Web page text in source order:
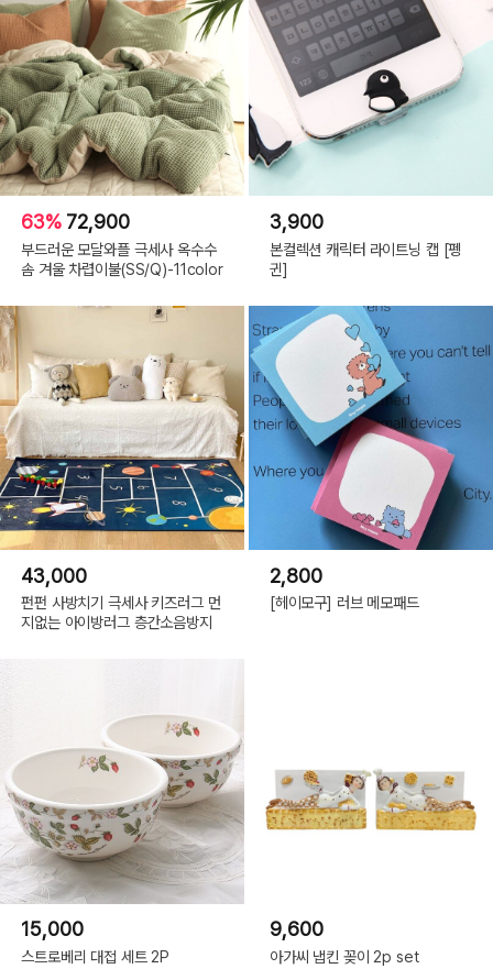
63% 72,900
부드러운 모달와플 극세사 옥수수
솜 겨울 차렵이불(SS/Q)-11color
3,900
본컬렉션 캐릭터 라이트닝 캡 [펭
귄]
43,000
펀펀 사방치기 극세사 키즈러그 먼
지없는 아이방러그 층간소음방지
2,800
[헤이모구] 러브 메모패드
15,000
스트로베리 대접 세트 2P
9,600
아가씨 냅킨 꽂이 2p set